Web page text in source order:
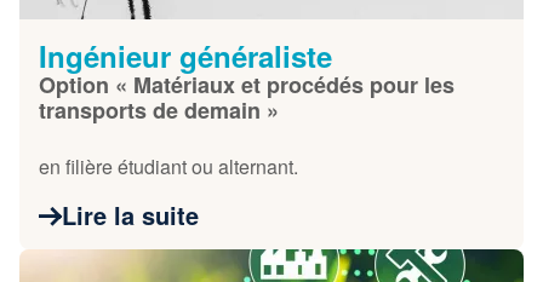
Ingénieur généraliste
Option « Matériaux et procédés pour les
transports de demain »
en filière étudiant ou alternant.
Lire la suite